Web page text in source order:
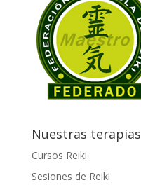
Nuestras terapias
Cursos Reiki
Sesiones de Reiki